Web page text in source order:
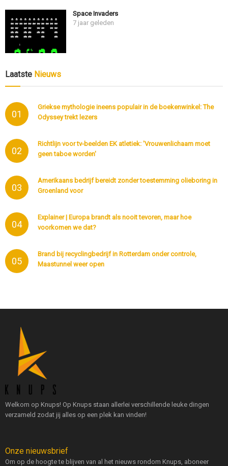
Space Invaders
7 jaar geleden
Laatste Nieuws
01
Griekse mythologie ineens populair in de boekenwinkel: The
Odyssey trekt lezers
02
Richtlijn voor tv-beelden EK atletiek: 'Vrouwenlichaam moet
geen taboe worden'
03
Amerikaans bedrijf bereidt zonder toestemming olieboring in
Groenland voor
04
Explainer | Europa brandt als nooit tevoren, maar hoe
voorkomen we dat?
05
Brand bij recyclingbedrijf in Rotterdam onder controle,
Maastunnel weer open
Welkom op Knups! Op Knups staan allerlei verschillende leuke dingen
verzameld zodat jij alles op een plek kan vinden!
Onze nieuwsbrief
Om op de hoogte te blijven van al het nieuws rondom Knups, aboneer